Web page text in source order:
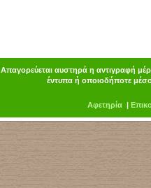
Απαγορεύεται αυστηρά η αντιγραφή
έντυπα ή οποιοδήποτε
Αφετηρία|